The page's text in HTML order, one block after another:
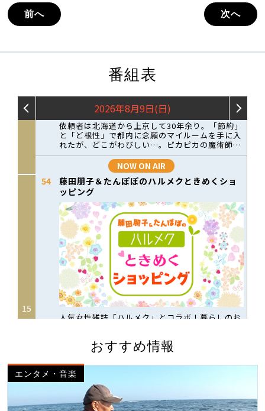
前へ 次へ
番組表
おすすめ情報
エンタメ・音楽